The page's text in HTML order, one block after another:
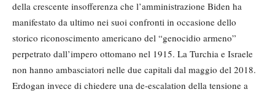
della crescente insofferenza che l’amministrazione Biden ha
manifestato da ultimo nei suoi confronti in occasione dello
storico riconoscimento americano del “genocidio armeno”
perpetrato dall’impero ottomano nel 1915. La Turchia e Israele
non hanno ambasciatori nelle due capitali dal maggio del 2018.
Erdogan invece di chiedere una de-escalation della tensione a